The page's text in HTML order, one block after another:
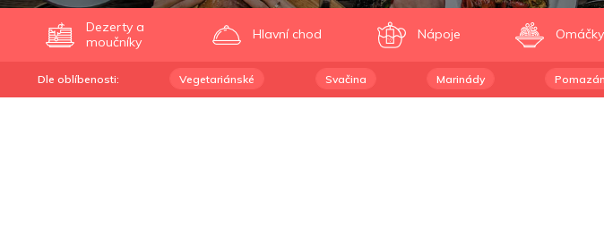
Dezerty a
moučníky
Hlavní chod Nápoje Omáčky
Dle oblíbenosti: Vegetariánské Svačina Marinády